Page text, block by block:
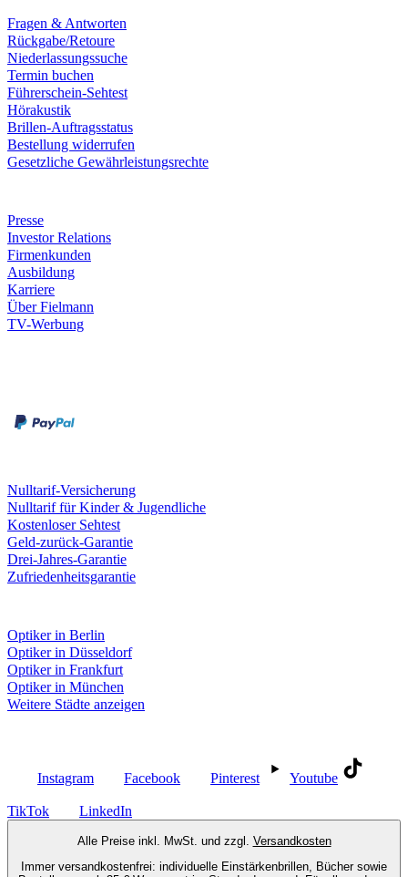
Fragen & Antworten
Rückgabe/Retoure
Niederlassungssuche
Termin buchen
Führerschein-Sehtest
Hörakustik
Brillen-Auftragsstatus
Bestellung widerrufen
Gesetzliche Gewährleistungsrechte
Presse
Investor Relations
Firmenkunden
Ausbildung
Karriere
Über Fielmann
TV-Werbung
Nulltarif-Versicherung
Nulltarif für Kinder & Jugendliche
Kostenloser Sehtest
Geld-zurück-Garantie
Drei-Jahres-Garantie
Zufriedenheitsgarantie
Optiker in Berlin
Optiker in Düsseldorf
Optiker in Frankfurt
Optiker in München
Weitere Städte anzeigen
Instagram Facebook Pinterest Youtube
TikTok LinkedIn
Alle Preise inkl. MwSt. und zzgl. Versandkosten
Immer versandkostenfrei: individuelle Einstärkenbrillen, Bücher sowie